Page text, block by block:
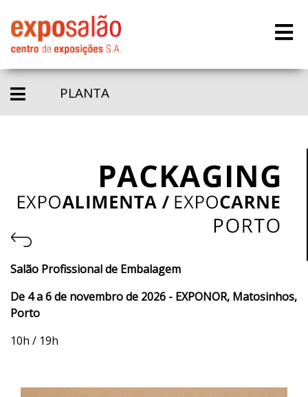
PLANTA
Salão Profissional de Embalagem
De 4 a 6 de novembro de 2026 - EXPONOR, Matosinhos,
Porto
10h / 19h